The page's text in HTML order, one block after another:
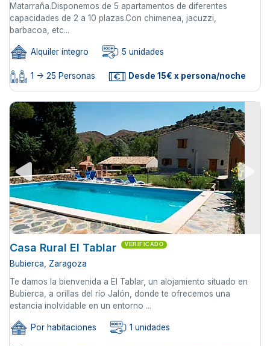
Matarraña.Disponemos de 5 apartamentos de diferentes
capacidades de 2 a 10 plazas.Con chimenea, jacuzzi,
barbacoa, etc...
Alquiler íntegro 5 unidades
1 -> 25 Personas Desde 15€ x persona/noche
Casa Rural El Tablar VERIFICADO
Bubierca, Zaragoza
Te damos la bienvenida a El Tablar, un alojamiento situado en
Bubierca, a orillas del río Jalón, donde te ofrecemos una
estancia inolvidable en un entorno ...
Por habitaciones 1 unidades